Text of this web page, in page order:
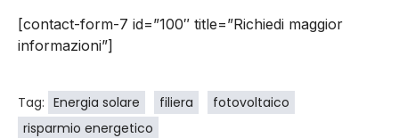
[contact-form-7 id=”100″ title=”Richiedi maggior
informazioni”]
Tag: Energia solare filiera
fotovoltaico
risparmio energetico